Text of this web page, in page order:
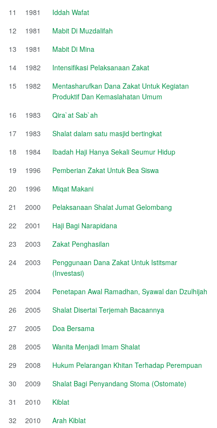
11
1981
Iddah Wafat
12
1981
Mabit Di Muzdalifah
13
1981
Mabit Di Mina
14
1982
Intensifikasi Pelaksanaan Zakat
15
1982
Mentasharufkan Dana Zakat Untuk Kegiatan
Produktif Dan Kemaslahatan Umum
16
1983
Qira`at Sab`ah
17
1983
Shalat dalam satu masjid bertingkat
18
1984
Ibadah Haji Hanya Sekali Seumur Hidup
19
1996
Pemberian Zakat Untuk Bea Siswa
20
1996
Miqat Makani
21
2000
Pelaksanaan Shalat Jumat Gelombang
22
2001
Haji Bagi Narapidana
23
2003
Zakat Penghasilan
24
2003
Penggunaan Dana Zakat Untuk Istitsmar
(Investasi)
25
2004
Penetapan Awal Ramadhan, Syawal dan Dzulhijah
26
2005
Shalat Disertai Terjemah Bacaannya
27
2005
Doa Bersama
28
2005
Wanita Menjadi Imam Shalat
29
2008
Hukum Pelarangan Khitan Terhadap Perempuan
30
2009
Shalat Bagi Penyandang Stoma (Ostomate)
31
2010
Kiblat
32
2010 Arah Kiblat